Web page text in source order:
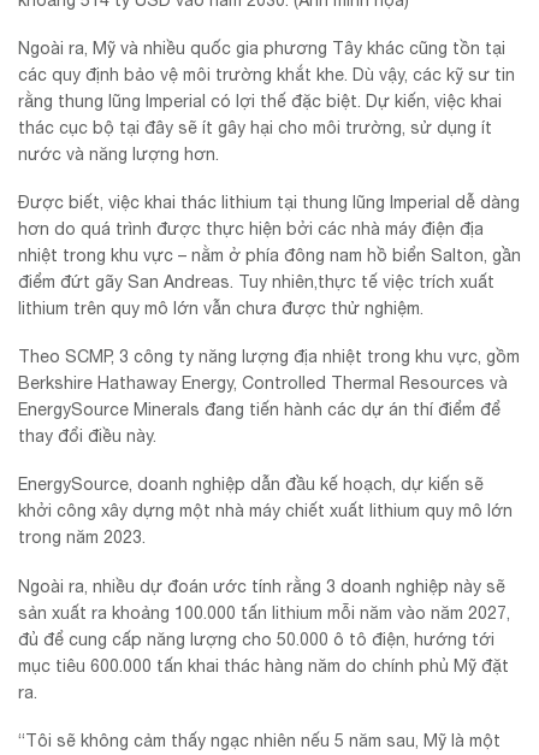
Ngoài ra, Mỹ và nhiều quốc gia phương Tây khác cũng tồn tại
các quy định bảo vệ môi trường khắt khe. Dù vậy, các kỹ sư tin
rằng thung lũng Imperial có lợi thế đặc biệt. Dự kiến, việc khai
thác cục bộ tại đây sẽ ít gây hại cho môi trường, sử dụng ít
nước và năng lượng hơn.
Được biết, việc khai thác lithium tại thung lũng Imperial dễ dàng
hơn do quá trình được thực hiện bởi các nhà máy điện địa
nhiệt trong khu vực – nằm ở phía đông nam hồ biển Salton, gần
điểm đứt gãy San Andreas. Tuy nhiên,thực tế việc trích xuất
lithium trên quy mô lớn vẫn chưa được thử nghiệm.
Theo SCMP, 3 công ty năng lượng địa nhiệt trong khu vực, gồm
Berkshire Hathaway Energy, Controlled Thermal Resources và
EnergySource Minerals đang tiến hành các dự án thí điểm để
thay đổi điều này.
EnergySource, doanh nghiệp dẫn đầu kế hoạch, dự kiến sẽ
khởi công xây dựng một nhà máy chiết xuất lithium quy mô lớn
trong năm 2023.
Ngoài ra, nhiều dự đoán ước tính rằng 3 doanh nghiệp này sẽ
sản xuất ra khoảng 100.000 tấn lithium mỗi năm vào năm 2027,
đủ để cung cấp năng lượng cho 50.000 ô tô điện, hướng tới
mục tiêu 600.000 tấn khai thác hàng năm do chính phủ Mỹ đặt
ra.
“Tôi sẽ không cảm thấy ngạc nhiên nếu 5 năm sau, Mỹ là một